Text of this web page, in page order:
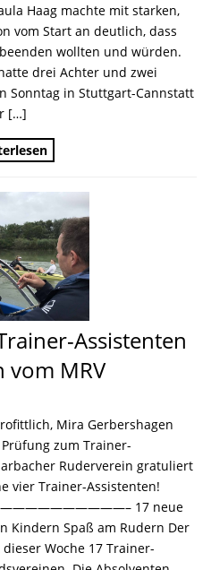
Haag machte mit starken,
vom Start an deutlich, dass
wollten und würden.
drei Achter und zwei
Sonntag in Stuttgart-Cannstatt
[…]
Assistenten
vom MRV
Mira Gerbershagen
zum Trainer-
Ruderverein gratuliert
vier Trainer-Assistenten!
17 neue
Kindern Spaß am Rudern Der
Woche 17 Trainer-